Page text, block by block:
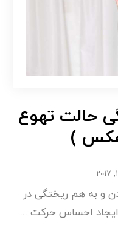
حالت تهوع
)
و به هم ریختگی در
احساس حرکت ...